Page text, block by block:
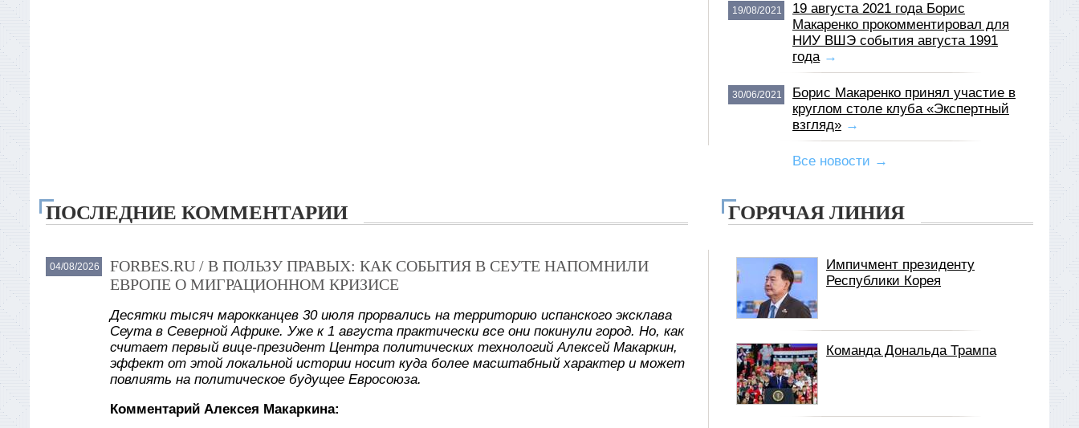
19/08/2021
19 августа 2021 года Борис
Макаренко прокомментировал для
НИУ ВШЭ события августа 1991
года →
30/06/2021
Борис Макаренко принял участие в
круглом столе клуба «Экспертный
взгляд» →
Все новости →
ПОСЛЕДНИЕ КОММЕНТАРИИ
04/08/2026
FORBES.RU / В ПОЛЬЗУ ПРАВЫХ: КАК СОБЫТИЯ В СЕУТЕ НАПОМНИЛИ
ЕВРОПЕ О МИГРАЦИОННОМ КРИЗИСЕ
Десятки тысяч марокканцев 30 июля прорвались на территорию испанского эксклава
Сеута в Северной Африке. Уже к 1 августа практически все они покинули город. Но, как
считает первый вице-президент Центра политических технологий Алексей Макаркин,
эффект от этой локальной истории носит куда более масштабный характер и может
повлиять на политическое будущее Евросоюза.
Комментарий Алексея Макаркина:
ГОРЯЧАЯ ЛИНИЯ
Импичмент президенту
Республики Корея
Команда Дональда Трампа